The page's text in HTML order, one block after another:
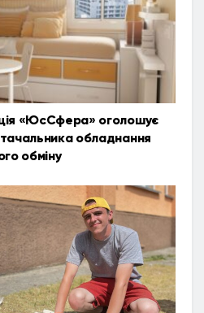
«ЮсСфера» оголошує
обладнання
обміну